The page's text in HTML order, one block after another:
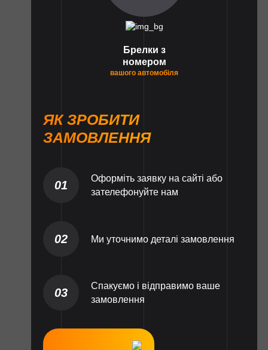
Брелки з
номером
вашого автомобіля
ЯК ЗРОБИТИ
ЗАМОВЛЕННЯ
01
Оформіть заявку на сайті або
зателефонуйте нам
02 Ми уточнимо деталі замовлення
03
Спакуємо і відправимо ваше
замовлення